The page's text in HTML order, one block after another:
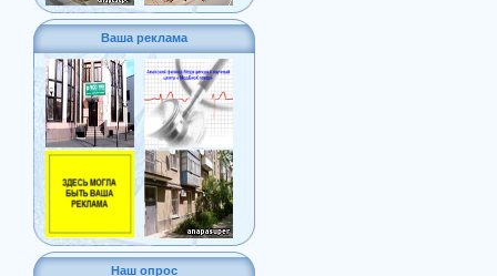
Ваша реклама
Наш опрос